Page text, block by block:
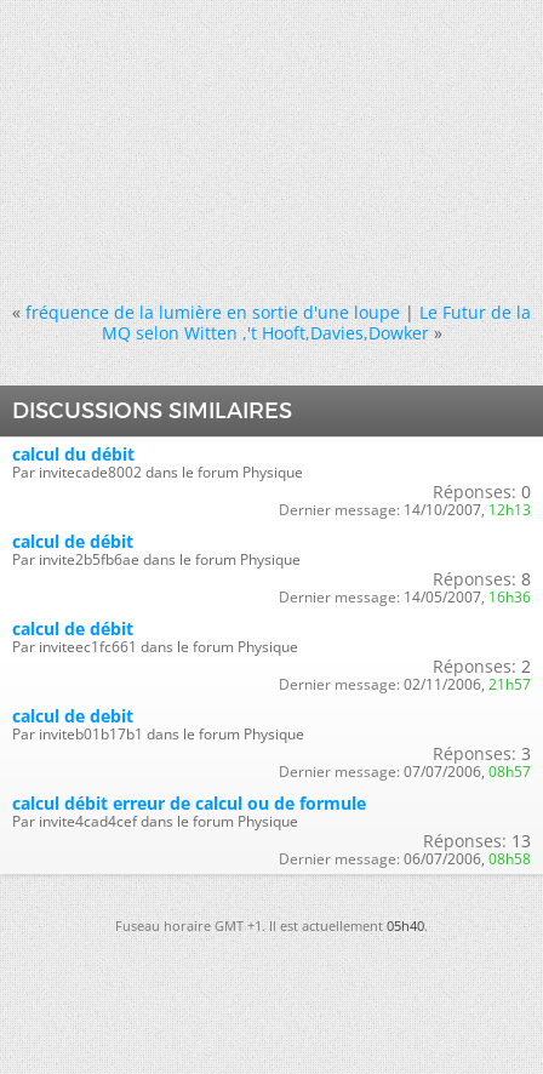
« fréquence de la lumière en sortie d'une loupe|Le Futur de la
MQ selon Witten ,'t Hooft,Davies,Dowker »
DISCUSSIONS SIMILAIRES
calcul du débit
Par invitecade8002 dans le forum Physique
Réponses: 0
Dernier message: 14/10/2007, 12h13
calcul de débit
Par invite2b5fb6ae dans le forum Physique
Réponses: 8
Dernier message: 14/05/2007, 16h36
calcul de débit
Par inviteec1fc661 dans le forum Physique
Réponses: 2
Dernier message: 02/11/2006, 21h57
calcul de debit
Par inviteb01b17b1 dans le forum Physique
Réponses: 3
Dernier message: 07/07/2006, 08h57
calcul débit erreur de calcul ou de formule
Par invite4cad4cef dans le forum Physique
Réponses: 13
Dernier message: 06/07/2006, 08h58
Fuseau horaire GMT +1. Il est actuellement05h40.